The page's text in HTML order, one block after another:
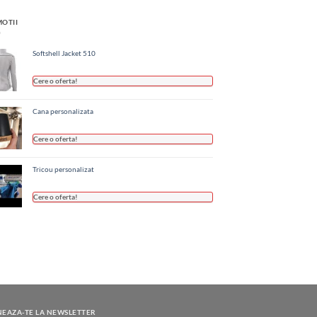
Softshell Jacket 510
Cere o oferta!
Cana personalizata
Cere o oferta!
Tricou personalizat
Cere o oferta!
TE LA NEWSLETTER